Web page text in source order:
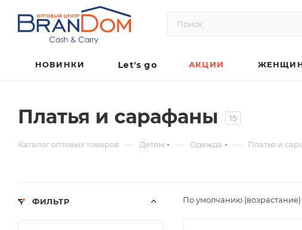
НОВИНКИ Let's go АКЦИИ
Платья и сарафаны 15
Каталог оптовых товаров — Детям — Одежда — Платья и
По умолчанию (возрастание)
ФИЛЬТР